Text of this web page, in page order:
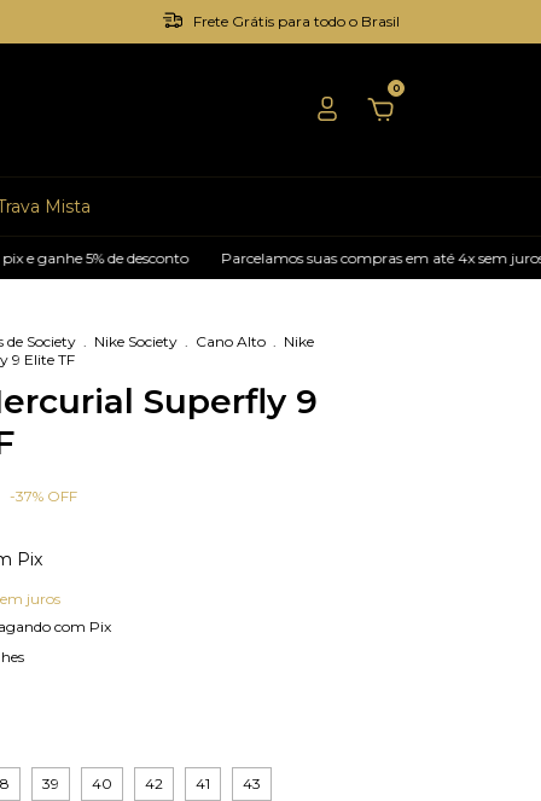
Frete Grátis para todo o Brasil
0
Mista
5% de desconto Parcelamos suas compras em até 4x sem juros
de Society Nike Society Cano Alto
Nike
9 Elite TF
Superfly 9
-37% OFF
Pix
juros
com Pix
39 40 42 41 43